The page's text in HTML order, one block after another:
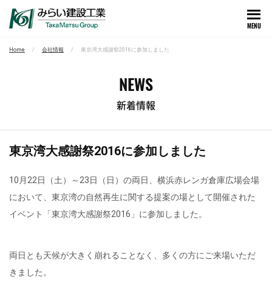
MENU
Home 会社情報 東京湾大感謝祭2016に参加しました
NEWS
新着情報
東京湾大感謝祭2016に参加しました
10月22日（土）～23日（日）の両日、横浜赤レンガ倉庫広場会場
において、東京湾の自然再生に関する提案の場として開催された
イベント「東京湾大感謝祭2016」に参加しました。
両日とも天候が大きく崩れることなく、多くの方にご来場いただ
きました。